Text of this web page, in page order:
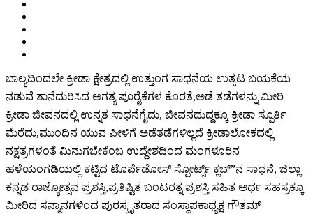
ಬಾಲ್ಯದಿಂದಲೇ ಕ್ರೀಡಾ ಕ್ಷೇತ್ರದಲ್ಲಿ ಉತ್ತುಂಗ ಸಾಧನೆಯ ಉತ್ಕಟ ಬಯಕೆಯ
ನಡುವೆ ತಾನೆದುರಿಸಿದ ಅಗತ್ಯ ಪೂರೈಕೆಗಳ ಕೊರತೆ,ಅಡೆ ತಡೆಗಳನ್ನು ಮೀರಿ
ಕ್ರೀಡಾ ಜೀವನದಲ್ಲಿ ಉನ್ನತ ಸಾಧನೆಗೈದು, ಜೀವನದುದ್ದಕ್ಕೂ ಕ್ರೀಡಾ ಸ್ಪೂರ್ತಿ‌‌
ಮೆರೆದು,ಮುಂದಿನ ಯುವ ಪೀಳಿಗೆ ಅಡೆತಡೆಗಳಿಲ್ಲದೆ ಕ್ರೀಡಾಲೋಕದಲ್ಲಿ
ನಕ್ಷತ್ರಗಳಂತೆ ಮಿನುಗಬೇಕೆಂಬ ಉದ್ದೇಶದಿಂದ ಮಂಗಳೂರಿನ
ಹಳೆಯಂಗಡಿಯಲ್ಲಿ ಕಟ್ಟಿದ ಟೊರ್ಪೆಡೋಸ್ ಸ್ಪೋರ್ಟ್ಸ್ ಕ್ಲಬ್”ನ ಸಾಧನೆ, ಜಿಲ್ಲಾ
ಕನ್ನಡ ರಾಜ್ಯೋತ್ಸವ ಪ್ರಶಸ್ತಿ,ಪ್ರತಿಷ್ಟಿತ ಬಂಟರತ್ನ ಪ್ರಶಸ್ತಿ ಸಹಿತ ಅರ್ಧ ಸಹಸ್ರಕ್ಕೂ
ಮೀರಿದ ಸನ್ಮಾನಗಳಿಂದ ಪುರಸ್ಕೃತರಾದ ಸಂಸ್ಥಾಪಕಾಧ್ಯಕ್ಷ ಗೌತಮ್‌